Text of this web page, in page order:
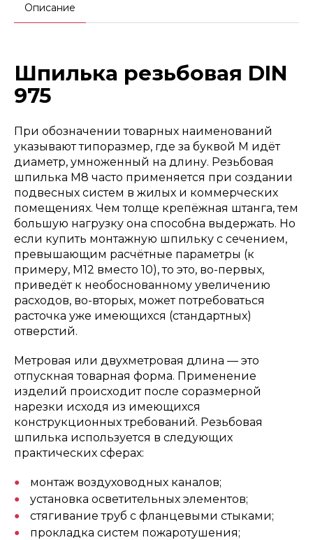
Описание
Шпилька резьбовая DIN
975
При обозначении товарных наименований
указывают типоразмер, где за буквой М идёт
диаметр, умноженный на длину. Резьбовая
шпилька М8 часто применяется при создании
подвесных систем в жилых и коммерческих
помещениях. Чем толще крепёжная штанга, тем
большую нагрузку она способна выдержать. Но
если купить монтажную шпильку с сечением,
превышающим расчётные параметры (к
примеру, М12 вместо 10), то это, во-первых,
приведёт к необоснованному увеличению
расходов, во-вторых, может потребоваться
расточка уже имеющихся (стандартных)
отверстий.
Метровая или двухметровая длина — это
отпускная товарная форма. Применение
изделий происходит после соразмерной
нарезки исходя из имеющихся
конструкционных требований. Резьбовая
шпилька используется в следующих
практических сферах:
монтаж воздуховодных каналов;
установка осветительных элементов;
стягивание труб с фланцевыми стыками;
прокладка систем пожаротушения;